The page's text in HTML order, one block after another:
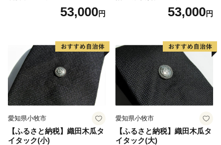
53,000円 53,000円
愛知県小牧市
【ふるさと納税】織田木瓜タ
イタック(小)
愛知県小牧市
【ふるさと納税】織田木瓜タ
イタック(大)